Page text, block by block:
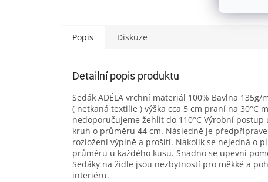
Popis Diskuze
Detailní popis produktu
Sedák ADÉLA vrchní materiál 100% Bavlna
( netkaná textilie ) výška cca 5 cm praní na
nedoporučujeme žehlit do 110°C Výrobní
kruh o průměru 44 cm. Následně je
rozložení výplně a prošití. Nakolik se nejedná o
průměru u každého kusu. Snadno se upevní
Sedáky na židle jsou nezbytností pro měkké a
interiéru.